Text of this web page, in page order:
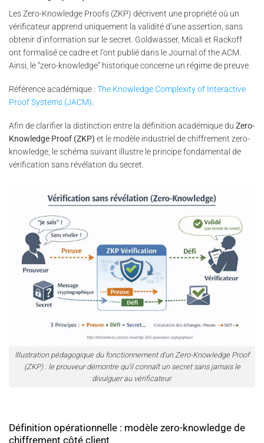
Les Zero-Knowledge Proofs (ZKP) décrivent une propriété où un
vérificateur apprend uniquement la validité d’une assertion, sans
obtenir d’information sur le secret. Goldwasser, Micali et Rackoff
ont formalisé ce cadre et l’ont publié dans le Journal of the ACM.
Ainsi, le “zero-knowledge” historique concerne un régime de preuve.
Référence académique : The Knowledge Complexity of Interactive
Proof Systems (JACM)
Afin de clarifier la distinction entre la définition académique du Zero-
Knowledge Proof (ZKP) et le modèle industriel de chiffrement zero-
knowledge, le schéma suivant illustre le principe fondamental de
vérification sans révélation du secret.
Illustration pédagogique du fonctionnement d’un Zero-Knowledge Proof
(ZKP) : le prouveur démontre qu’il connaît un secret sans jamais le
divulguer au vérificateur.
Définition opérationnelle : modèle zero-knowledge de
chiffrement côté client